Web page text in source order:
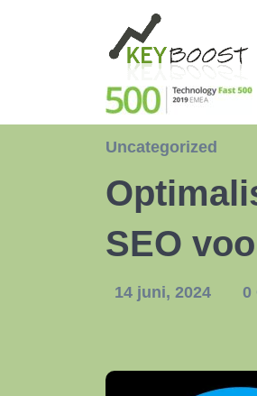
Uncategorized
SEO
14 juni, 2024 0